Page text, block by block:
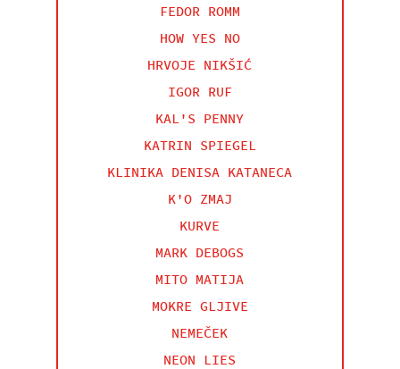
FEDOR ROMM
HOW YES NO
HRVOJE NIKŠIĆ
IGOR RUF
KAL'S PENNY
KATRIN SPIEGEL
KLINIKA DENISA KATANECA
K'O ZMAJ
KURVE
MARK DEBOGS
MITO MATIJA
MOKRE GLJIVE
NEMEČEK
NEON LIES